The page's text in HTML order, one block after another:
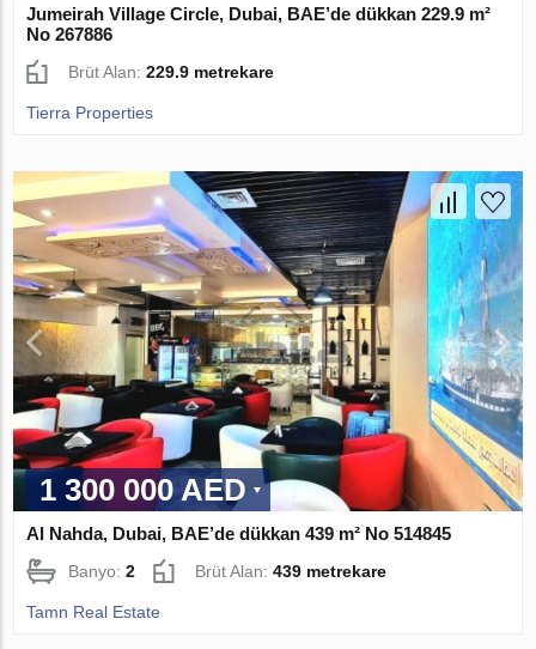
Jumeirah Village Circle, Dubai, BAE’de dükkan 229.9 m²
No 267886
Brüt Alan:229.9 metrekare
Tierra Properties
1 300 000 AED
Al Nahda, Dubai, BAE’de dükkan 439 m² No 514845
Banyo:2 Brüt Alan:439 metrekare
Tamn Real Estate